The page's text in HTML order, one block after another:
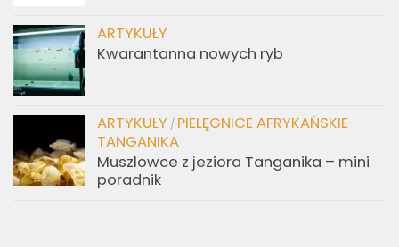
ARTYKUŁY
Kwarantanna nowych ryb
ARTYKUŁY / PIELĘGNICE AFRYKAŃSKIE
TANGANIKA
Muszlowce z jeziora Tanganika – mini
poradnik